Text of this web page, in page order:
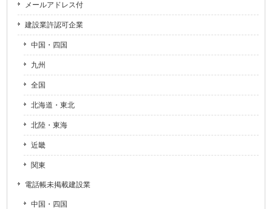
メールアドレス付
建設業許認可企業
中国・四国
九州
全国
北海道・東北
北陸・東海
近畿
関東
電話帳未掲載建設業
中国・四国